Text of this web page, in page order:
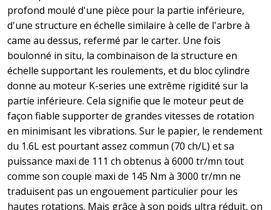
profond moulé d'une pièce pour la partie inférieure,
d'une structure en échelle similaire à celle de l'arbre à
came au dessus, refermé par le carter. Une fois
boulonné in situ, la combinaison de la structure en
échelle supportant les roulements, et du bloc cylindre
donne au moteur K-series une extrême rigidité sur la
partie inférieure. Cela signifie que le moteur peut de
façon fiable supporter de grandes vitesses de rotation
en minimisant les vibrations. Sur le papier, le rendement
du 1.6L est pourtant assez commun (70 ch/L) et sa
puissance maxi de 111 ch obtenus à 6000 tr/mn tout
comme son couple maxi de 145 Nm à 3000 tr/mn ne
traduisent pas un engouement particulier pour les
hautes rotations. Mais grâce à son poids ultra réduit, on